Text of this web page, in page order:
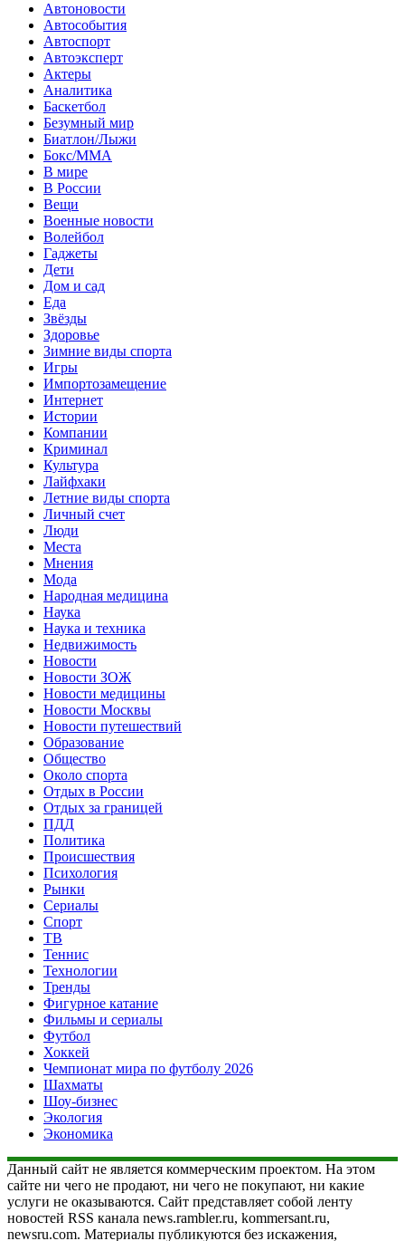
Автоновости
Автособытия
Автоспорт
Автоэксперт
Актеры
Аналитика
Баскетбол
Безумный мир
Биатлон/Лыжи
Бокс/MMA
В мире
В России
Вещи
Военные новости
Волейбол
Гаджеты
Дети
Дом и сад
Еда
Звёзды
Здоровье
Зимние виды спорта
Игры
Импортозамещение
Интернет
Истории
Компании
Криминал
Культура
Лайфхаки
Летние виды спорта
Личный счет
Люди
Места
Мнения
Мода
Народная медицина
Наука
Наука и техника
Недвижимость
Новости
Новости ЗОЖ
Новости медицины
Новости Москвы
Новости путешествий
Образование
Общество
Около спорта
Отдых в России
Отдых за границей
ПДД
Политика
Происшествия
Психология
Рынки
Сериалы
Спорт
ТВ
Теннис
Технологии
Тренды
Фигурное катание
Фильмы и сериалы
Футбол
Хоккей
Чемпионат мира по футболу 2026
Шахматы
Шоу-бизнес
Экология
Экономика
Данный сайт не является коммерческим проектом. На этом
сайте ни чего не продают, ни чего не покупают, ни какие
услуги не оказываются. Сайт представляет собой ленту
новостей RSS канала news.rambler.ru, kommersant.ru,
newsru.com. Материалы публикуются без искажения,